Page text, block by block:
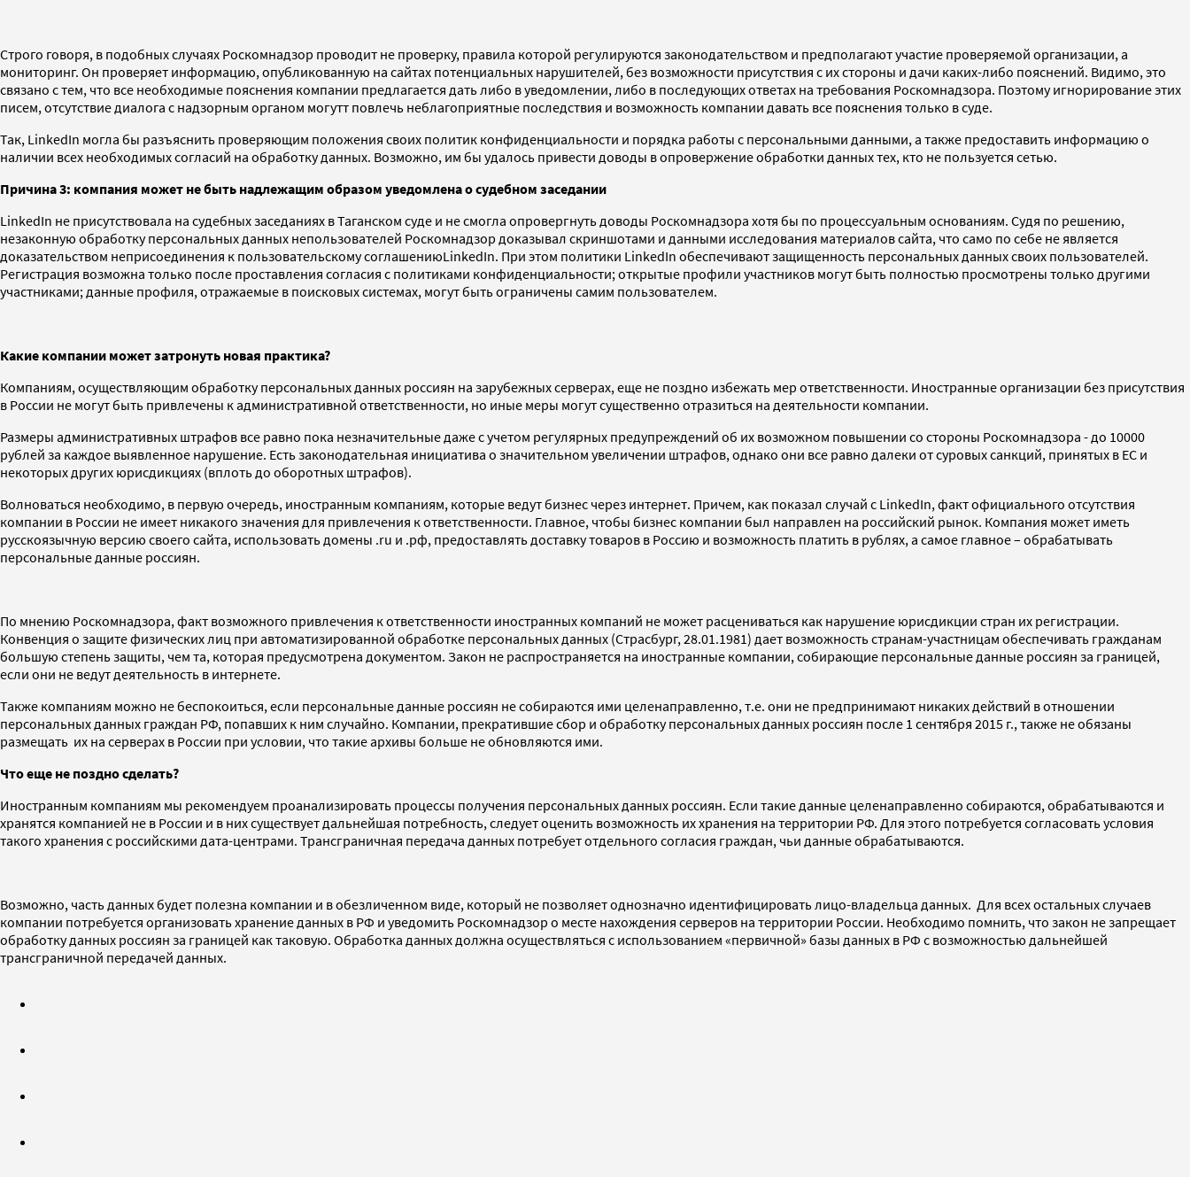
Строго говоря, в подобных случаях Роскомнадзор проводит не проверку, правила которой регулируются законодательством и предполагают участие проверяемой организации, а
мониторинг. Он проверяет информацию, опубликованную на сайтах потенциальных нарушителей, без возможности присутствия с их стороны и дачи каких-либо пояснений. Видимо, это
связано с тем, что все необходимые пояснения компании предлагается дать либо в уведомлении, либо в последующих ответах на требования Роскомнадзора. Поэтому игнорирование этих
писем, отсутствие диалога с надзорным органом могутт повлечь неблагоприятные последствия и возможность компании давать все пояснения только в суде.
Так, LinkedIn могла бы разъяснить проверяющим положения своих политик конфиденциальности и порядка работы с персональными данными, а также предоставить информацию о
наличии всех необходимых согласий на обработку данных. Возможно, им бы удалось привести доводы в опровержение обработки данных тех, кто не пользуется сетью.
Причина 3: компания может не быть надлежащим образом уведомлена о судебном заседании
LinkedIn не присутствовала на судебных заседаниях в Таганском суде и не смогла опровергнуть доводы Роскомнадзора хотя бы по процессуальным основаниям. Судя по решению,
незаконную обработку персональных данных непользователей Роскомнадзор доказывал скриншотами и данными исследования материалов сайта, что само по себе не является
доказательством неприсоединения к пользовательскому соглашениюLinkedIn. При этом политики LinkedIn обеспечивают защищенность персональных данных своих пользователей.
Регистрация возможна только после проставления согласия с политиками конфиденциальности; открытые профили участников могут быть полностью просмотрены только другими
участниками; данные профиля, отражаемые в поисковых системах, могут быть ограничены самим пользователем.
Какие компании может затронуть новая практика?
Компаниям, осуществляющим обработку персональных данных россиян на зарубежных серверах, еще не поздно избежать мер ответственности. Иностранные организации без присутствия
в России не могут быть привлечены к административной ответственности, но иные меры могут существенно отразиться на деятельности компании.
Размеры административных штрафов все равно пока незначительные даже с учетом регулярных предупреждений об их возможном повышении со стороны Роскомнадзора - до 10000
рублей за каждое выявленное нарушение. Есть законодательная инициатива о значительном увеличении штрафов, однако они все равно далеки от суровых санкций, принятых в ЕС и
некоторых других юрисдикциях (вплоть до оборотных штрафов).
Волноваться необходимо, в первую очередь, иностранным компаниям, которые ведут бизнес через интернет. Причем, как показал случай с LinkedIn, факт официального отсутствия
компании в России не имеет никакого значения для привлечения к ответственности. Главное, чтобы бизнес компании был направлен на российский рынок. Компания может иметь
русскоязычную версию своего сайта, использовать домены .ru и .рф, предоставлять доставку товаров в Россию и возможность платить в рублях, а самое главное – обрабатывать
персональные данные россиян.
По мнению Роскомнадзора, факт возможного привлечения к ответственности иностранных компаний не может расцениваться как нарушение юрисдикции стран их регистрации.
Конвенция о защите физических лиц при автоматизированной обработке персональных данных (Страсбург, 28.01.1981) дает возможность странам-участницам обеспечивать гражданам
большую степень защиты, чем та, которая предусмотрена документом. Закон не распространяется на иностранные компании, собирающие персональные данные россиян за границей,
если они не ведут деятельность в интернете.
Также компаниям можно не беспокоиться, если персональные данные россиян не собираются ими целенаправленно, т.е. они не предпринимают никаких действий в отношении
персональных данных граждан РФ, попавших к ним случайно. Компании, прекратившие сбор и обработку персональных данных россиян после 1 сентября 2015 г., также не обязаны
размещать их на серверах в России при условии, что такие архивы больше не обновляются ими.
Что еще не поздно сделать?
Иностранным компаниям мы рекомендуем проанализировать процессы получения персональных данных россиян. Если такие данные целенаправленно собираются, обрабатываются и
хранятся компанией не в России и в них существует дальнейшая потребность, следует оценить возможность их хранения на территории РФ. Для этого потребуется согласовать условия
такого хранения с российскими дата-центрами. Трансграничная передача данных потребует отдельного согласия граждан, чьи данные обрабатываются.
Возможно, часть данных будет полезна компании и в обезличенном виде, который не позволяет однозначно идентифицировать лицо-владельца данных. Для всех остальных случаев
компании потребуется организовать хранение данных в РФ и уведомить Роскомнадзор о месте нахождения серверов на территории России. Необходимо помнить, что закон не запрещает
обработку данных россиян за границей как таковую. Обработка данных должна осуществляться с использованием «первичной» базы данных в РФ с возможностью дальнейшей
трансграничной передачей данных.